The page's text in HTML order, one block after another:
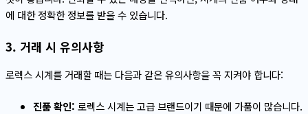
에 대한 정확한 정보를 받을 수 있습니다.
3. 거래 시 유의사항
로렉스 시계를 거래할 때는 다음과 같은 유의사항을 꼭 지켜야 합니다:
진품 확인: 로렉스 시계는 고급 브랜드이기 때문에 가품이 많습니다.